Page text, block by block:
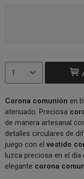
Corona comunión en
atenuado. Preciosa
de manera artesanal
detalles circulares de
juego con el vestido
luzca preciosa en el día
elegante corona